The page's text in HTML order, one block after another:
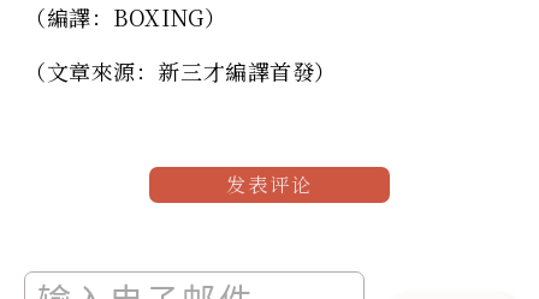
（編譯：BOXING）
（文章來源：新三才編譯首發）
发表评论